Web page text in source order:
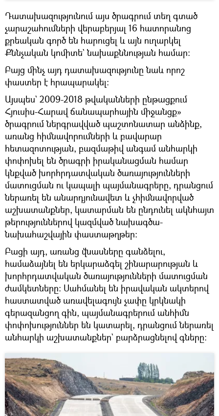
Դատախազությունում այս ծրագրում տեղ գտած
չարաշահումների վերաբերյալ 16 հատորանոց
քրեական գործ են հարուցել և այն ուղարկել
Քննչական կոմիտե` նախաքննության համար։
Բայց մինչ այդ դատախազությունը նաև որոշ
փաստեր է հրապարակել։
Այսպես` 2009-2018 թվականների ընթացքում
Հյուսիս-Հարավ ճանապարհային միջանցք»
ծրագրում ներգրավված պաշտոնատար անձինք,
առանց հիմնավորումների և բավարար
հետազոտության, բազմաթիվ անգամ անհարկի
փոփոխել են ծրագրի իրականացման համար
կնքված խորհրդատվական ծառայությունների
մատուցման ու կապալի պայմանագրերը, դրանցում
ներառել են անարդյունավետ և չհիմնավորված
աշխատանքներ, կատարման են ընդունել ակնհայտ
թերություններով կազմված նախագծա-
նախահաշվային փաստաթղթեր:
Բացի այդ, առանց վնասները գանձելու,
համաձայնել են երկարաձգել շինարարության և
խորհրդատվական ծառայությունների մատուցման
ժամկետները: Սահմանել են իրավական ակտերով
հաստատված առավելագույն չափը կրկնակի
գերազանցող գին, պայմանագրերում անհիմն
փոփոխություններ են կատարել, դրանցում ներառել
անհարկի աշխատանքներ` բարձրացնելով գները: